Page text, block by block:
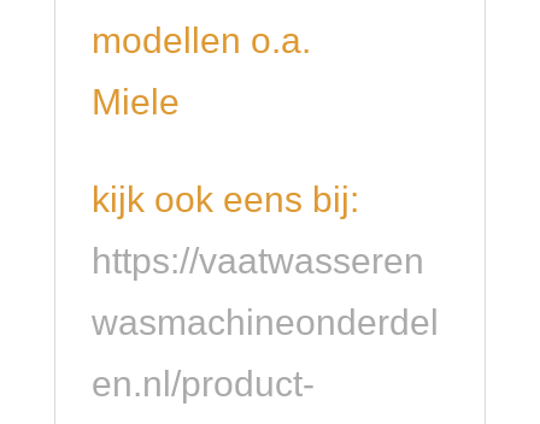
modellen o.a.
Miele
kijk ook eens bij:
https://vaatwasseren
wasmachineonderdel
en.nl/product-